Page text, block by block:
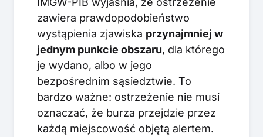
zawiera prawdopodobieństwo
wystąpienia zjawiska przynajmniej w
jednym punkcie obszaru, dla którego
je wydano, albo w jego
bezpośrednim sąsiedztwie. To
bardzo ważne: ostrzeżenie nie musi
oznaczać, że burza przejdzie przez
każdą miejscowość objętą alertem.